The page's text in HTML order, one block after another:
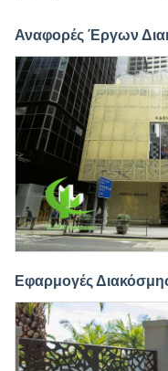
Αναφορές Έργων
Εφαρμογές